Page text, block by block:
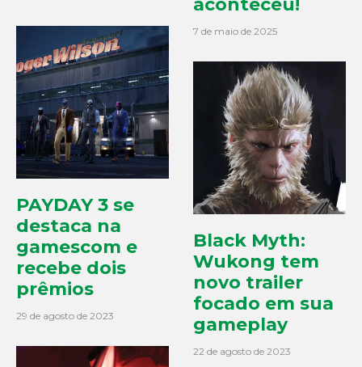
PAYDAY 3 se
destaca na
gamescom e
recebe dois
prêmios
29 de agosto de 2023
7 de maio de 2025
Black Myth:
Wukong tem
novo trailer
focado em sua
gameplay
22 de agosto de 2023